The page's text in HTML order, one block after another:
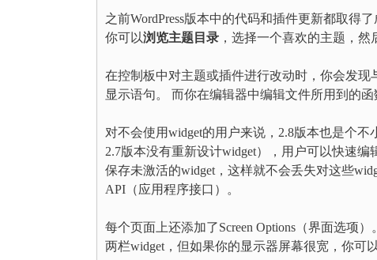
之前WordPress版本中的代码和插件更新都取得
你可以浏览主题目录 ，选择一个喜欢的主题，然
在控制板中对主题或插件进行改动时，你会发现
显示语句。 而你在编辑器中编辑文件所用到的函
对不会使用widget的用户来说，2.8版本也是个
2.7版本没有重新设计widget），用户可以快速
保存未激活的widget，这样就不会丢失对这些
API（应用程序接口）。
每个页面上还添加了Screen Options（界面选项
两栏widget，但如果你的显示器屏幕很宽，你可